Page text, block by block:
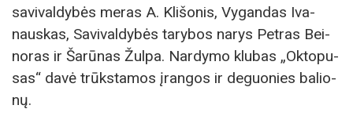
savivaldybės meras A. Kli­šo­nis, Vy­gan­das Iva­
naus­kas, Savivaldybės tarybos narys Pet­ras Bei­
no­ras ir Ša­rū­nas Žul­pa. Nar­dy­mo klu­bas „Ok­to­pu­
sas“ da­vė trūks­ta­mos įran­gos ir de­guo­nies ba­lio­
nų.